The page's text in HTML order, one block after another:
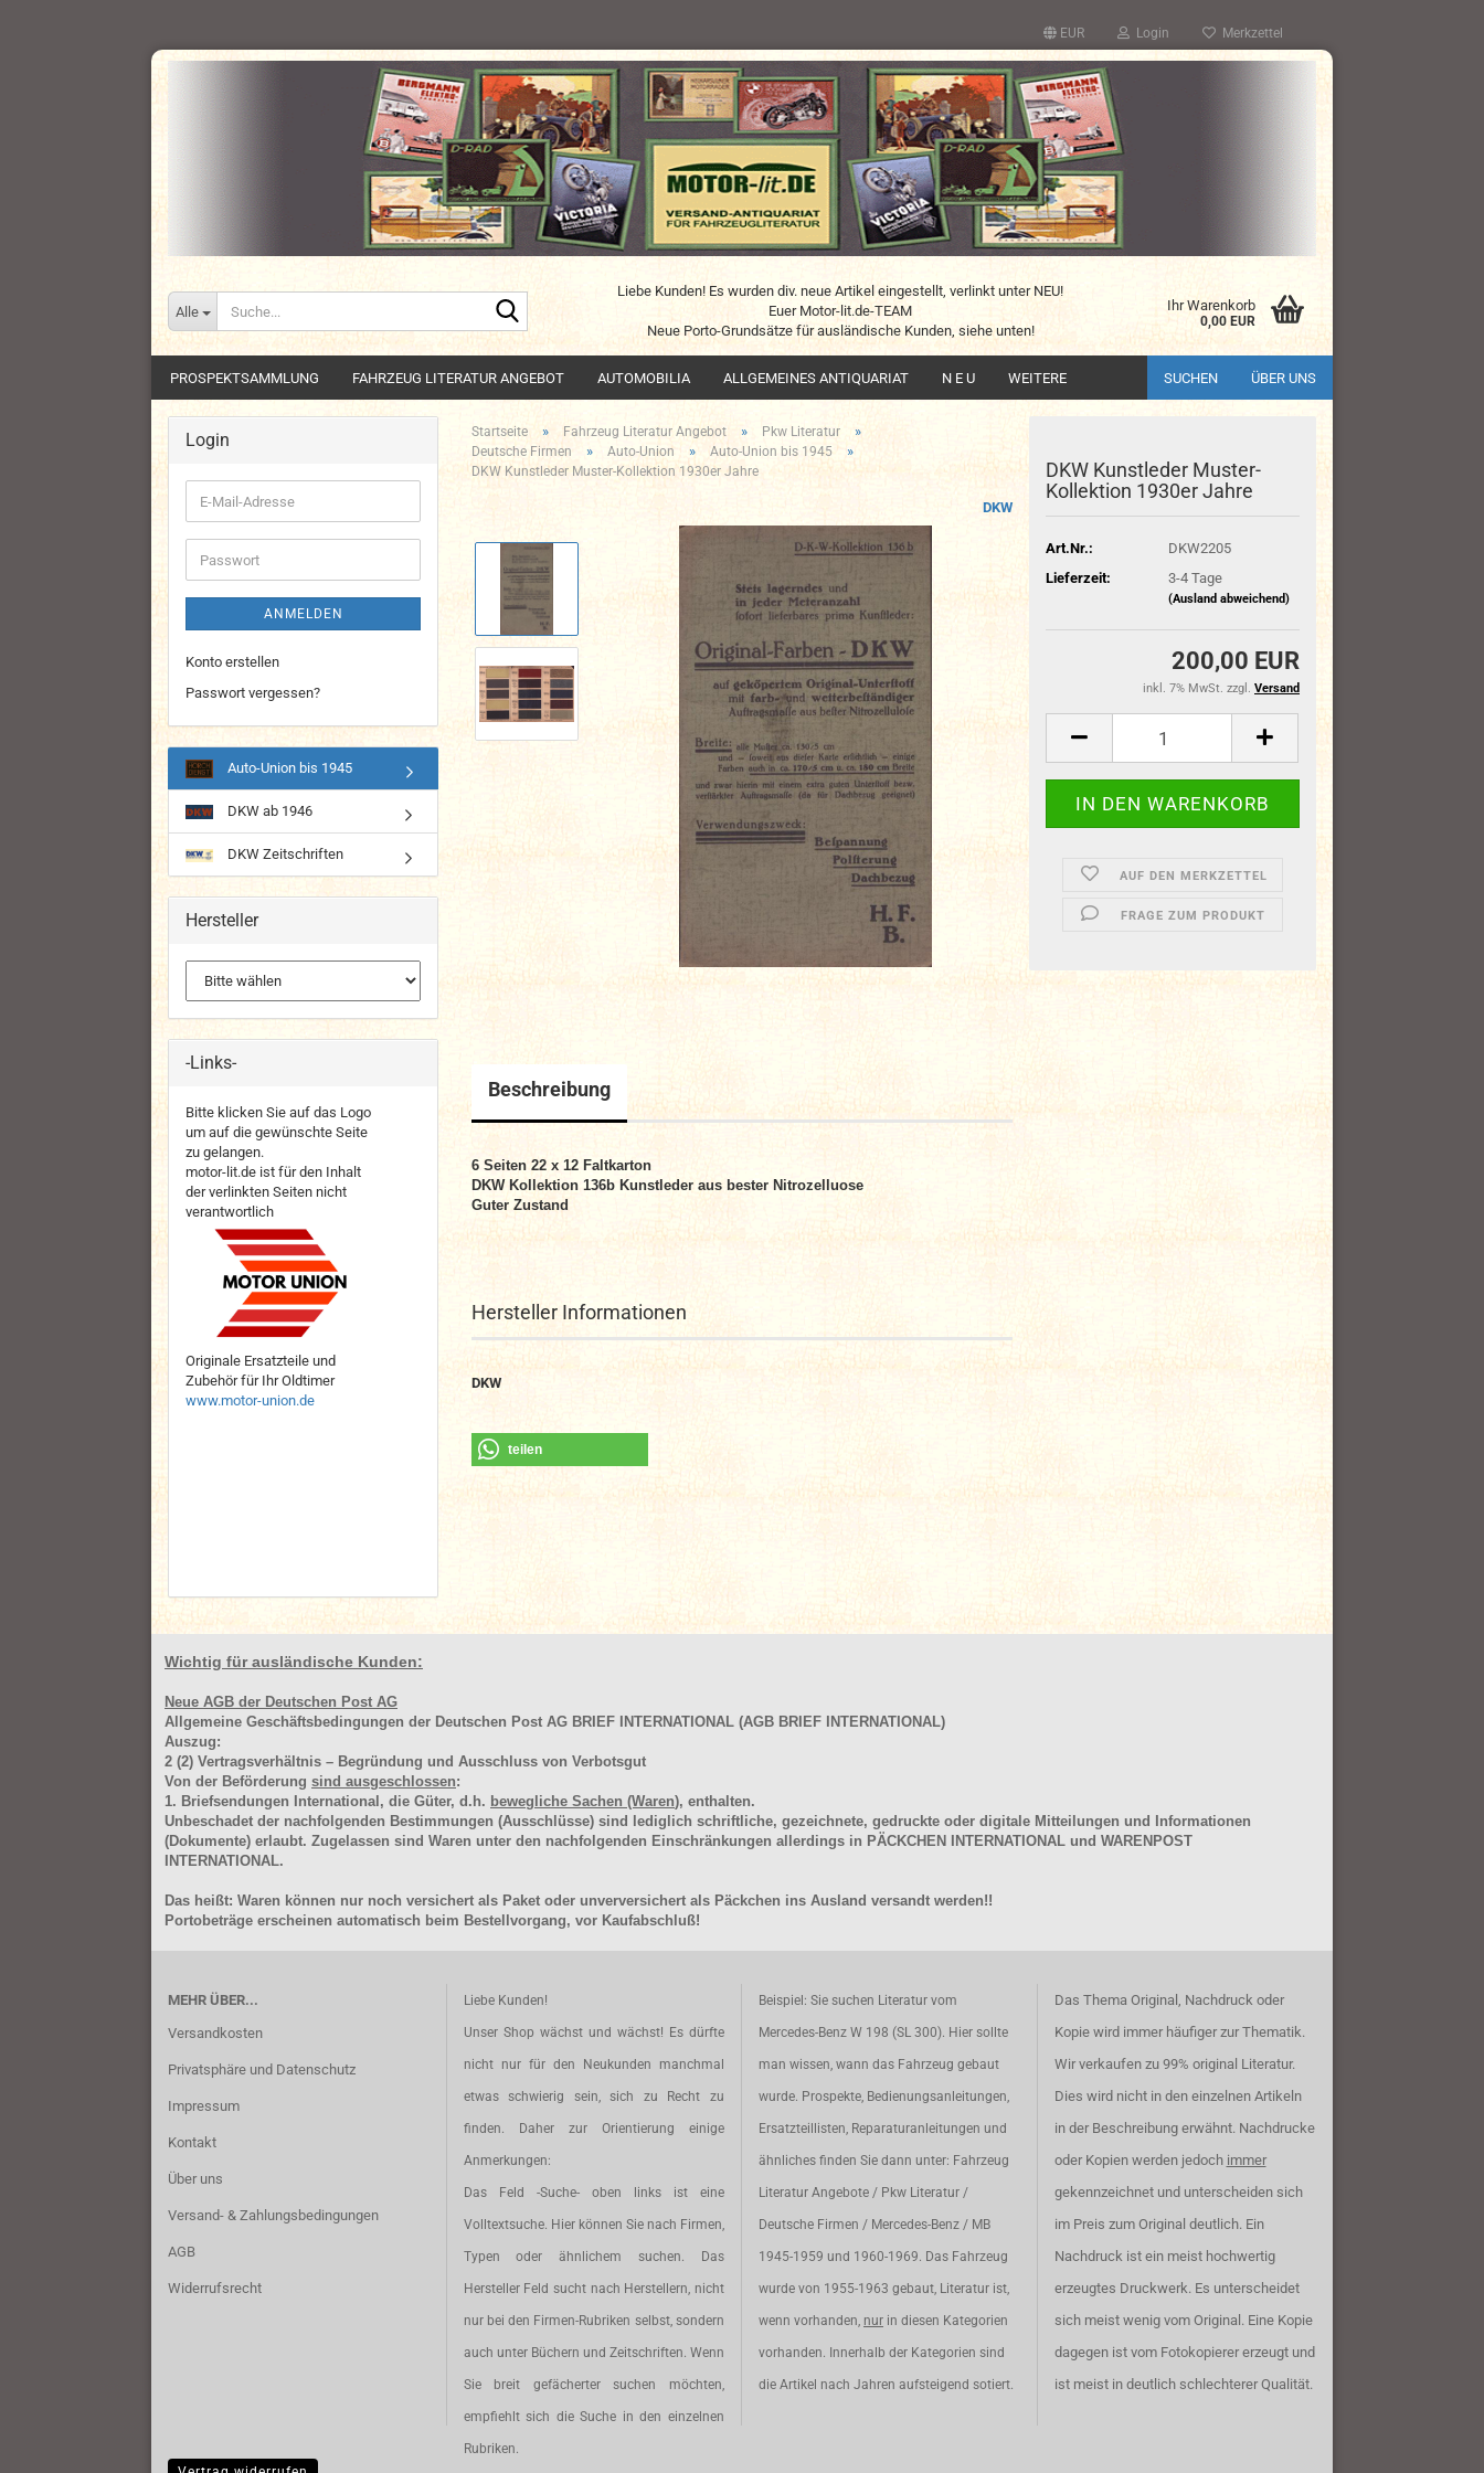
EUR Login Merkzettel
Alle
Liebe Kunden! Es wurden div. neue Artikel eingestellt, verlinkt unter NEU!
Euer Motor-lit.de-TEAM
Neue Porto-Grundsätze für ausländische Kunden, siehe unten!
Ihr Warenkorb
0,00 EUR
PROSPEKTSAMMLUNG FAHRZEUG LITERATUR ANGEBOT AUTOMOBILIA ALLGEMEINES ANTIQUARIAT N E U SUCHEN ÜBER UNS
WEITERE
Startseite » Fahrzeug Literatur Angebot » Pkw Literatur »
Deutsche Firmen » Auto-Union » Auto-Union bis 1945 »
DKW Kunstleder Muster-Kollektion 1930er Jahre
DKW
DKW Kunstleder Muster-
Kollektion 1930er Jahre
Art.Nr.:
DKW2205
Lieferzeit:
3-4 Tage
(Ausland abweichend)
200,00 EUR
inkl. 7% MwSt. zzgl. Versand
AUF DEN MERKZETTEL
FRAGE ZUM PRODUKT
Beschreibung
6 Seiten 22 x 12 Faltkarton
DKW Kollektion 136b Kunstleder aus bester Nitrozelluose
Guter Zustand
Hersteller Informationen
DKW
teilen
Login
E-
Mail-
Adresse
Passwort
ANMELDEN
Konto erstellen
Passwort vergessen?
Auto-Union bis 1945
DKW ab 1946
DKW Zeitschriften
Hersteller
-Links-
Bitte klicken Sie auf das Logo
um auf die gewünschte Seite
zu gelangen.
motor-lit.de ist für den Inhalt
der verlinkten Seiten nicht
verantwortlich
Originale Ersatzteile und
Zubehör für Ihr Oldtimer
www.motor-union.de
Wichtig für ausländische Kunden:
Neue AGB der Deutschen Post AG
Allgemeine Geschäftsbedingungen der Deutschen Post AG BRIEF INTERNATIONAL (AGB BRIEF INTERNATIONAL)
Auszug:
2 (2) Vertragsverhältnis – Begründung und Ausschluss von Verbotsgut
Von der Beförderung sind ausgeschlossen:
1. Briefsendungen International, die Güter, d.h. bewegliche Sachen (Waren), enthalten.
Unbeschadet der nachfolgenden Bestimmungen (Ausschlüsse) sind lediglich schriftliche, gezeichnete, gedruckte oder digitale Mitteilungen und Informationen
(Dokumente) erlaubt. Zugelassen sind Waren unter den nachfolgenden Einschränkungen allerdings in PÄCKCHEN INTERNATIONAL und WARENPOST
INTERNATIONAL.
Das heißt: Waren können nur noch versichert als Paket oder unverversichert als Päckchen ins Ausland versandt werden!!
Portobeträge erscheinen automatisch beim Bestellvorgang, vor Kaufabschluß!
MEHR ÜBER...
Versandkosten
Privatsphäre und Datenschutz
Impressum
Kontakt
Über uns
Versand- & Zahlungsbedingungen
AGB
Widerrufsrecht
Liebe Kunden!
Unser Shop wächst und wächst! Es dürfte
nicht nur für den Neukunden manchmal
etwas schwierig sein, sich zu Recht zu
finden. Daher zur Orientierung einige
Anmerkungen:
Das Feld -Suche- oben links ist eine
Volltextsuche. Hier können Sie nach Firmen,
Typen oder ähnlichem suchen. Das
Hersteller Feld sucht nach Herstellern, nicht
nur bei den Firmen-Rubriken selbst, sondern
auch unter Büchern und Zeitschriften. Wenn
Sie breit gefächerter suchen möchten,
empfiehlt sich die Suche in den einzelnen
Rubriken.
Beispiel: Sie suchen Literatur vom
Mercedes-Benz W 198 (SL 300). Hier sollte
man wissen, wann das Fahrzeug gebaut
wurde. Prospekte, Bedienungsanleitungen,
Ersatzteillisten, Reparaturanleitungen und
ähnliches finden Sie dann unter: Fahrzeug
Literatur Angebote / Pkw Literatur /
Deutsche Firmen / Mercedes-Benz / MB
1945-1959 und 1960-1969. Das Fahrzeug
wurde von 1955-1963 gebaut, Literatur ist,
wenn vorhanden, nur in diesen Kategorien
vorhanden. Innerhalb der Kategorien sind
die Artikel nach Jahren aufsteigend sotiert.
Das Thema Original, Nachdruck oder
Kopie wird immer häufiger zur Thematik.
Wir verkaufen zu 99% original Literatur.
Dies wird nicht in den einzelnen Artikeln
in der Beschreibung erwähnt. Nachdrucke
oder Kopien werden jedoch immer
gekennzeichnet und unterscheiden sich
im Preis zum Original deutlich. Ein
Nachdruck ist ein meist hochwertig
erzeugtes Druckwerk. Es unterscheidet
sich meist wenig vom Original. Eine Kopie
dagegen ist vom Fotokopierer erzeugt und
ist meist in deutlich schlechterer Qualität.